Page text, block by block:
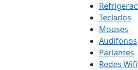
Teclados
Mouses
Audifonos
Parlantes
Redes Wifi